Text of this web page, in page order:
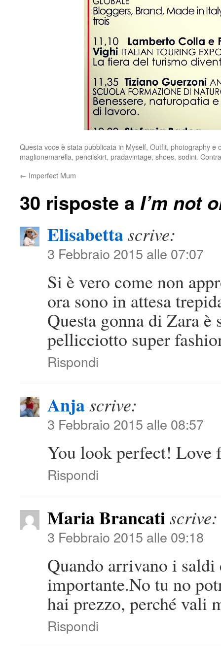
Questa voce è stata pubblicata in Myself, Outfit, photographye
maglionemarella, pencilskirt, pradavintage, shoes, sodini.
← Imperfect Mum
30 risposte a I’m not
Elisabettascrive:
3 Febbraio 2015 alle 07:07
Si è vero come non
ora sono in attesa
Questa gonna di Zara
pellicciotto super
Rispondi
Anjascrive:
3 Febbraio 2015 alle 08:57
You look perfect! Love
Rispondi
Maria Brancatiscrive:
3 Febbraio 2015 alle 09:18
Quando arrivano i saldi
importante.No tu no
hai prezzo, perché vali
Rispondi